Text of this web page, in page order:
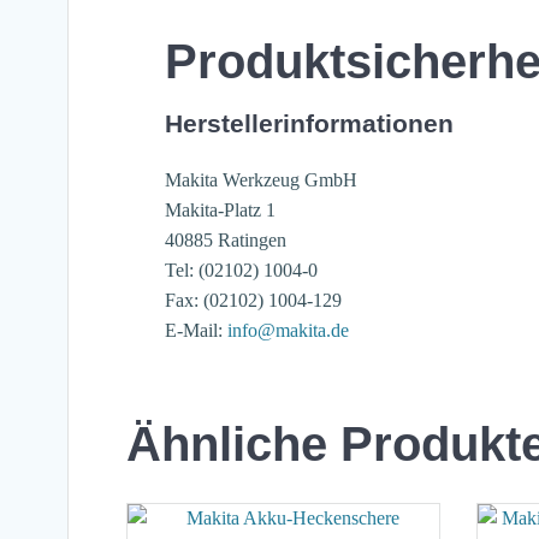
Herstellerinformationen
Makita Werkzeug GmbH
Makita-Platz 1
40885 Ratingen
Tel: (02102) 1004-0
Fax: (02102) 1004-129
E-Mail: info@makita.de
Ähnliche